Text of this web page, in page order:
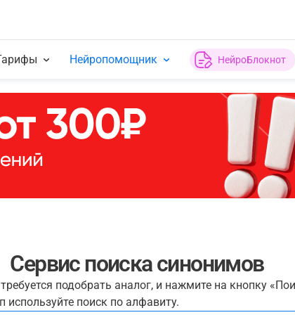
Нейропомощник НейроБлокнот
Сервис поиска синонимов
подобрать аналог, и нажмите на кнопку
используйте поиск по алфавиту.